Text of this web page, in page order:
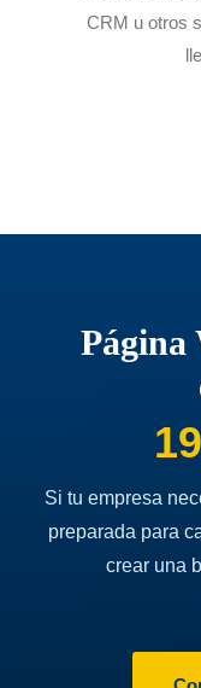
CRM u otros
Página
Si tu empresa
preparada para
crear una